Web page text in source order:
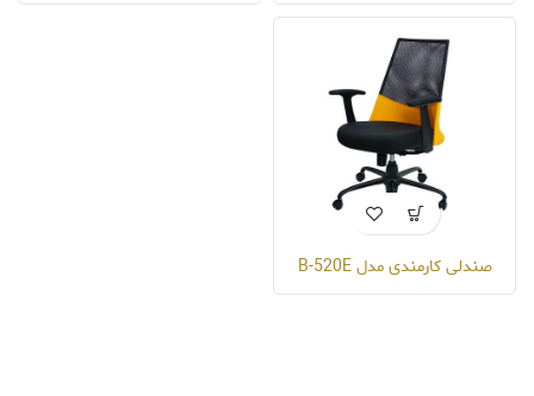
صندلی کارمندی مدل B-520E